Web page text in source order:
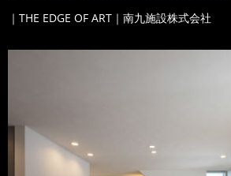
｜THE EDGE OF ART｜南九施設株式会社